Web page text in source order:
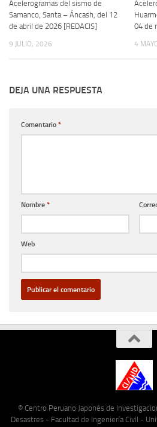
Acelerogramas del sismo de
Samanco, Santa – Áncash, del 12
de abril de 2026 [REDACIS]
9 JULIO, 2026
04 de
4
DEJA UNA RESPUESTA
Comentario *
Nombre *
Web
© Centro Peruano Japonés de
Desastres - Facultad de Ingeniería Civil -